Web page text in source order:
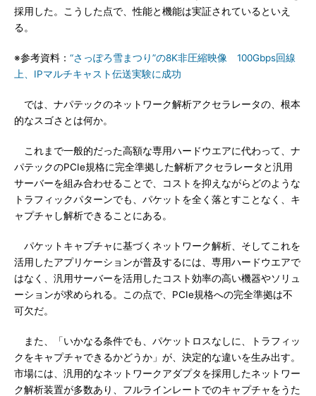
採用した。こうした点で、性能と機能は実証されているといえ
る。
※参考資料： “さっぽろ雪まつり”の8K非圧縮映像 100Gbps回線
上、IPマルチキャスト伝送実験に成功
では、ナパテックのネットワーク解析アクセラレータの、根本
的なスゴさとは何か。
これまで一般的だった高額な専用ハードウエアに代わって、ナ
パテックのPCIe規格に完全準拠した解析アクセラレータと汎用
サーバーを組み合わせることで、コストを抑えながらどのような
トラフィックパターンでも、パケットを全く落とすことなく、キ
ャプチャし解析できることにある。
パケットキャプチャに基づくネットワーク解析、そしてこれを
活用したアプリケーションが普及するには、専用ハードウエアで
はなく、汎用サーバーを活用したコスト効率の高い機器やソリュ
ーションが求められる。この点で、PCIe規格への完全準拠は不
可欠だ。
また、「いかなる条件でも、パケットロスなしに、トラフィッ
クをキャプチャできるかどうか」が、決定的な違いを生み出す。
市場には、汎用的なネットワークアダプタを採用したネットワー
ク解析装置が多数あり、フルラインレートでのキャプチャをうた